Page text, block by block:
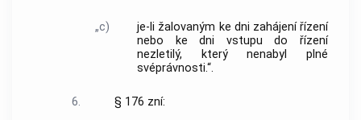
„c)
je-li žalovaným ke dni zahájení řízení
nebo ke dni vstupu do řízení
nezletilý, který nenabyl plné
svéprávnosti.“.
6. § 176 zní: